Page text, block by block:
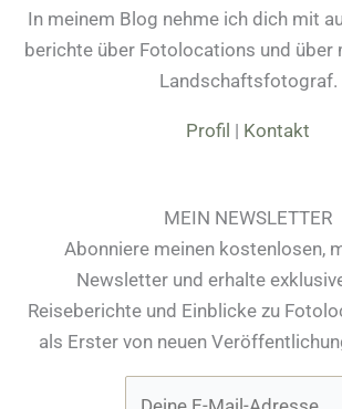
In meinem Blog nehme ich dich mit
berichte über Fotolocations und über
Landschaftsfotograf.
Profil | Kontakt
MEIN NEWSLETTER
Abonniere meinen kostenlosen,
Newsletter und erhalte
Reiseberichte und Einblicke zu
als Erster von neuen